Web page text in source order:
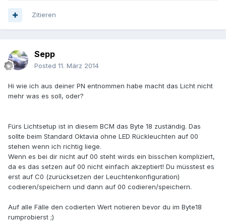
Zitieren
Sepp
Posted 11. März 2014
Hi wie ich aus deiner PN entnommen habe macht das Licht nicht
mehr was es soll, oder?
Fürs Lichtsetup ist in diesem BCM das Byte 18 zuständig. Das
sollte beim Standard Oktavia ohne LED Rückleuchten auf 00
stehen wenn ich richtig liege.
Wenn es bei dir nicht auf 00 steht wirds ein bisschen kompliziert,
da es das setzen auf 00 nicht einfach akzeptiert! Du müsstest es
erst auf C0 (zurücksetzen der Leuchtenkonfiguration)
codieren/speichern und dann auf 00 codieren/speichern.
Auf alle Fälle den codierten Wert notieren bevor du im Byte18
rumprobierst ;)